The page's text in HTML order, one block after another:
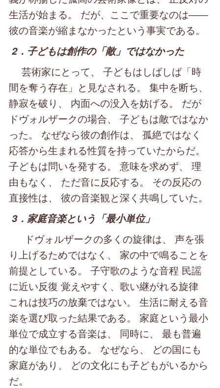
生活が始まる。 だが、ここで重要なのは――
彼の音楽が縮まなかったという事実である。
2．子どもは創作の「敵」ではなかった
芸術家にとって、 子どもはしばしば「時
間を奪う存在」と見なされる。 集中を断ち、
静寂を破り、 内面への没入を妨げる。 だが
ドヴォルザークの場合、 子どもは敵ではなか
った。 なぜなら彼の創作は、 孤絶ではなく
応答から生まれる性質を持っていたからだ。
子どもは問いを発する。 意味を求めず、 理
由もなく、 ただ音に反応する。 その反応の
直接性は、 彼の音楽観と深く共鳴していた。
3．家庭音楽という「最小単位」
ドヴォルザークの多くの旋律は、 声を張
り上げるためではなく、 家の中で鳴ることを
前提としている。 子守歌のような音程 民謡
に近い反復 覚えやすく、歌い継がれる旋律
これは技巧の放棄ではない。 生活に耐える音
楽を選び取った結果である。 家庭という最小
単位で成立する音楽は、 同時に、 最も普遍
的な単位でもある。 なぜなら、 どの国にも
家庭があり、 どの文化にも子どもがいるから
だ。